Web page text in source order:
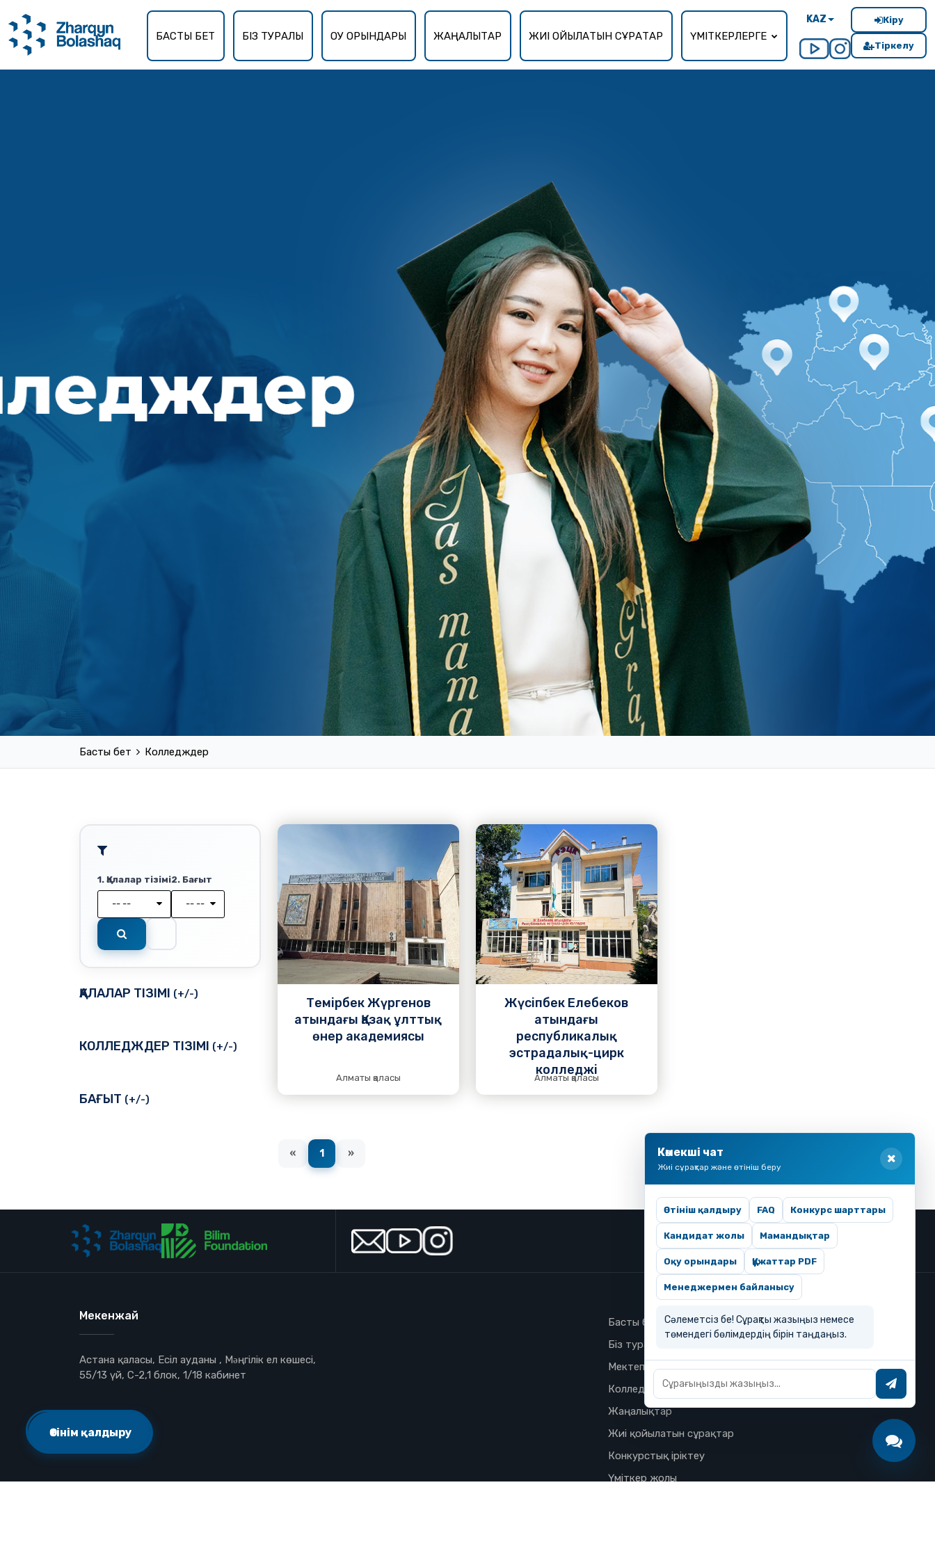
KAZ Кіру
Тіркелу
БАСТЫ БЕТ БІЗ ТУРАЛЫ ОҚУ ОРЫНДАРЫ ЖАҢАЛЫҚТАР ЖИІ ҚОЙЫЛАТЫН СҰРАҚТАР ҮМІТКЕРЛЕРГЕ
Басты бет Колледждер
1. Қалалар тізімі
-- --
2. Бағыт
-- --
ҚАЛАЛАР ТІЗІМІ (+/-)
КОЛЛЕДЖДЕР ТІЗІМІ (+/-)
БАҒЫТ (+/-)
Подробнее
Темірбек Жүргенов
атындағы Қазақ ұлттық
өнер академиясы
Алматы қаласы
Подробнее
Жүсіпбек Елебеков
атындағы
республикалық
эстрадалық-цирк
колледжі
Алматы қаласы
« 1 »
Мекенжай
Астана қаласы, Есіл ауданы , Мəңгілік ел көшесі,
55/13 үй, С-2,1 блок, 1/18 кабинет
Басты бет
Біз туралы
Мектеп
Колледж
Жаңалықтар
Жиі қойылатын сұрақтар
Конкурстық іріктеу
Үміткер жолы
Өтінім қалдыру
Көмекші чат
Жиі сұрақтар және өтініш беру
Өтініш қалдыру FAQ Конкурс шарттары
Кандидат жолы Мамандықтар
Оқу орындары Құжаттар PDF
Менеджермен байланысу
Сәлеметсіз бе! Сұрақты жазыңыз немесе
төмендегі бөлімдердің бірін таңдаңыз.